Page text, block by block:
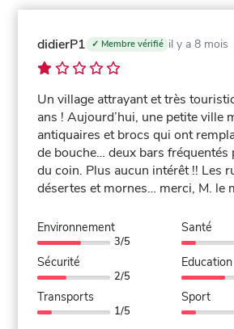
didierP1 ✓ Membre vérifié il y a 8 mois
Un village attrayant et très
ans ! Aujourd’hui, une petite ville
antiquaires et brocs qui ont
de bouche… deux bars fréquentés
du coin. Plus aucun intérêt !! Les
désertes et mornes… merci, M. le
Environnement
3/5
Sécurité
2/5
Transports
1/5
Santé
Education
Sport